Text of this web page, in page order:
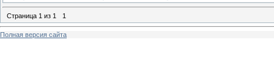
Страница 1 из 1 1
Полная версия сайта